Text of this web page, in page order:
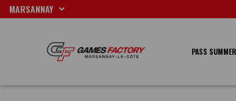
Aller
au
MARSANNAY
PASS SUMMER